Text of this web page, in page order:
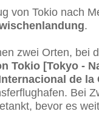
von Tokio nach
.
zwei Orten, bei
Tokio [Tokyo -
de la
Bei
bevor es